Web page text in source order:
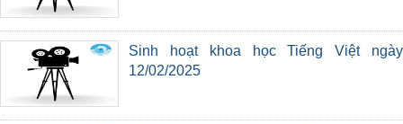
Sinh hoạt khoa học Tiếng Việt ngày
12/02/2025